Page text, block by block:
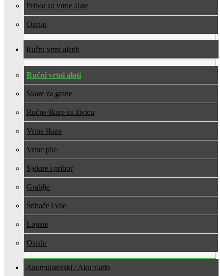
Pribor za vrtne alate
Ostalo
Ručni vrtni alati
Ručni vrtni alati
Škare za grane
Ručne škare za živicu
Vrtne škare
Vrtne pile
Sjekire i pribor
Grablje
Štihače i vile
Lopate
Ostalo
Akumulatorski / Aku alati